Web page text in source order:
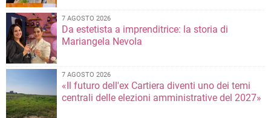
7 AGOSTO 2026
Da estetista a imprenditrice: la storia di
Mariangela Nevola
7 AGOSTO 2026
«Il futuro dell'ex Cartiera diventi uno dei temi
centrali delle elezioni amministrative del 2027»